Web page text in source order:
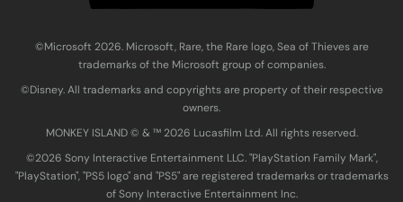
©Microsoft 2026. Microsoft, Rare, the Rare logo, Sea of Thieves are
trademarks of the Microsoft group of companies.
©Disney. All trademarks and copyrights are property of their respective
owners.
MONKEY ISLAND © & ™ 20‍26 Lucasfilm Ltd. All rights reserved.
©2026 Sony Interactive Entertainment LLC. "PlayStation Family Mark",
"PlayStation", "PS5 logo" and "PS5" are registered trademarks or trademarks
of Sony Interactive Entertainment Inc.